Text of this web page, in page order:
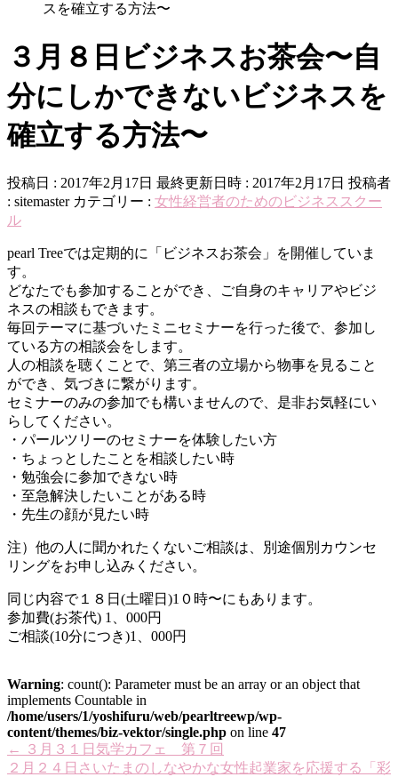
スを確立する方法〜
３月８日ビジネスお茶会〜自
分にしかできないビジネスを
確立する方法〜
投稿日 : 2017年2月17日 最終更新日時 : 2017年2月17日 投稿者
: sitemaster カテゴリー : 女性経営者のためのビジネススクー
ル
pearl Treeでは定期的に「ビジネスお茶会」を開催していま
す。
どなたでも参加することができ、ご自身のキャリアやビジ
ネスの相談もできます。
毎回テーマに基づいたミニセミナーを行った後で、参加し
ている方の相談会をします。
人の相談を聴くことで、第三者の立場から物事を見ること
ができ、気づきに繋がります。
セミナーのみの参加でも構いませんので、是非お気軽にい
らしてください。
・パールツリーのセミナーを体験したい方
・ちょっとしたことを相談したい時
・勉強会に参加できない時
・至急解決したいことがある時
・先生の顔が見たい時
注）他の人に聞かれたくないご相談は、別途個別カウンセ
リングをお申し込みください。
同じ内容で１８日(土曜日)1０時〜にもあります。
参加費(お茶代) 1、000円
ご相談(10分につき)1、000円
Warning: count(): Parameter must be an array or an object that
implements Countable in
/home/users/1/yoshifuru/web/pearltreewp/wp-
content/themes/biz-vektor/single.php on line 47
←
３月３１日気学カフェ 第７回
２月２４日さいたまのしなやかな女性起業家を応援する「彩